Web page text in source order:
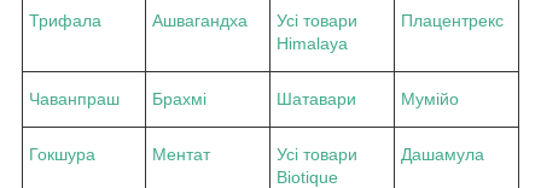
Трифала Ашвагандха
Усі товари
Himalaya
Плацентрекс
Чаванпраш Брахмі Шатавари Мумійо
Гокшура Ментат
Усі товари
Biotique
Дашамула